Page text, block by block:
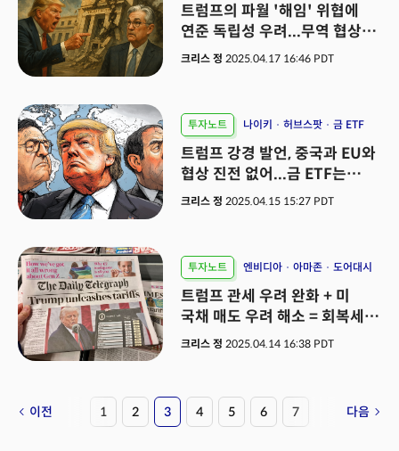
유나이티드헬스
트럼프의 파월 '해임' 위협에
연준 독립성 우려...무역 협상은
지지부진
크리스 정 2025.04.17 16:46 PDT
투자노트 나이키 허브스팟 금 ETF
트럼프 강경 발언, 중국과 EU와
협상 진전 없어...금 ETF는
13년만 최고가
크리스 정 2025.04.15 15:27 PDT
투자노트 엔비디아 아마존 도어대시
트럼프 관세 우려 완화 + 미
국채 매도 우려 해소 = 회복세
지속
크리스 정 2025.04.14 16:38 PDT
이전 1 2 3 4 5 6 7 다음